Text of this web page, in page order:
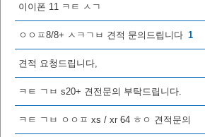
이이폰 11 ㅋㅌ ㅅㄱ
ㅇㅇㅍ8/8+ ㅅㅋㄱㅂ 견적 문의드립니다 1
견적 요청드립니다,
ㅋㅌ ㄱㅂ s20+ 견전문의 부탁드립니다.
ㅋㅌ ㄱㅂ ㅇㅇㅍ xs / xr 64 ㅎㅇ 견적문의